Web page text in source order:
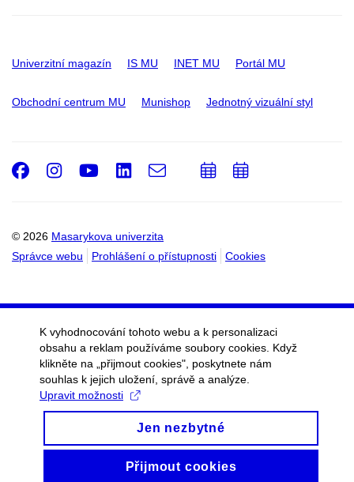
Univerzitní magazín IS MU INET MU Portál MU
Obchodní centrum MU Munishop Jednotný vizuální styl
© 2026 Masarykova univerzita
Správce webu
Prohlášení o přístupnosti Cookies
Facebook
Instagram
Youtube
LinkedIn
e-
Email
PřidatPřidat
K vyhodnocování tohoto webu a k personalizaci
obsahu a reklam používáme soubory cookies. Když
klikněte na „přijmout cookies", poskytnete nám
souhlas k jejich uložení, správě a analýze.
Upravit možnosti
Jen nezbytné
Přijmout cookies